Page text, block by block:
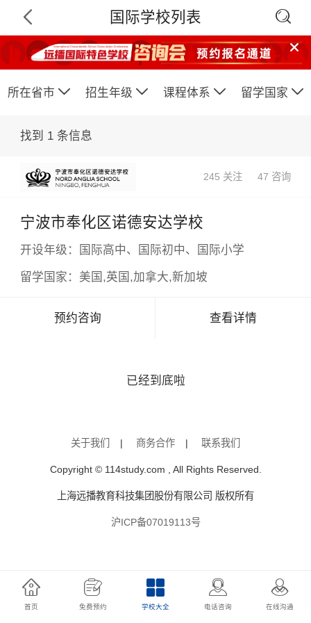
 国际学校列表 

所在省市  招生年级  课程体系  留学国家 
找到 1条信息
245 关注 47 咨询
宁波市奉化区诺德安达学校
开设年级： 国际高中、国际初中、国际小学
留学国家： 美国,英国,加拿大,新加坡
预约咨询 查看详情
已经到底啦
关于我们 | 商务合作 | 联系我们
Copyright © 114study.com , All Rights Reserved.
上海远播教育科技集团股份有限公司 版权所有
沪ICP备07019113号
首页 免费预约 学校大全 电话咨询 在线沟通